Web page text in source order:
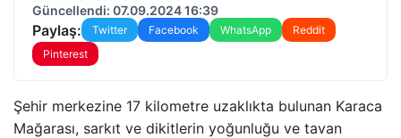
Güncellendi: 07.09.2024 16:39
Paylaş: Twitter Facebook WhatsApp
Reddit
Pinterest
Şehir merkezine 17 kilometre uzaklıkta bulunan Karaca
Mağarası, sarkıt ve dikitlerin yoğunluğu ve tavan